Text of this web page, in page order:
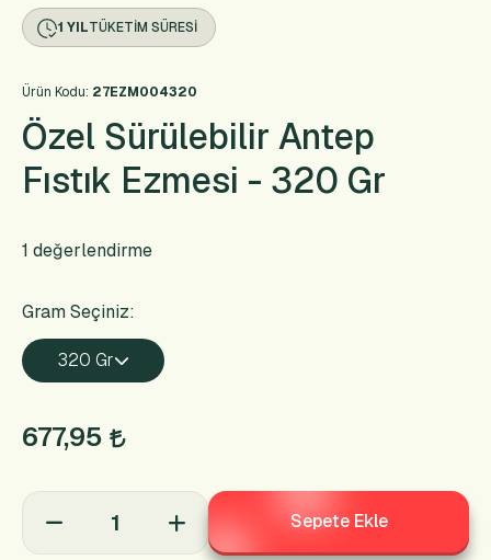
1 YILTÜKETIM SÜRESI
Ürün Kodu: 27EZM004320
Özel Sürülebilir Antep
Fıstık Ezmesi - 320 Gr
1 değerlendirme
Gram Seçiniz:
320 Gr
677,95
Sepete Ekle